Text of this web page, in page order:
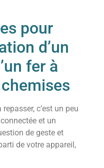
pour
d’un
fer à
c’est un peu
et un
de geste et
de votre appareil,